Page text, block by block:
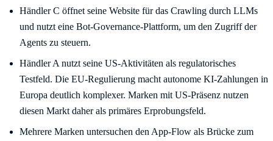
Händler C öffnet seine Website für das Crawling durch LLMs
und nutzt eine Bot-Governance-Plattform, um den Zugriff der
Agents zu steuern.
Händler A nutzt seine US-Aktivitäten als regulatorisches
Testfeld. Die EU-Regulierung macht autonome KI-Zahlungen in
Europa deutlich komplexer. Marken mit US-Präsenz nutzen
diesen Markt daher als primäres Erprobungsfeld.
Mehrere Marken untersuchen den App-Flow als Brücke zum